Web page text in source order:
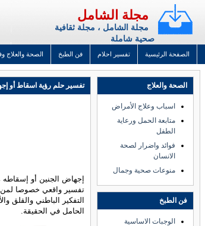
مجلة الشامل
مجلة الشامل ، مجلة ثقافية
صحية شاملة
الصفحة الرئيسية تفسير احلام فن الطبخ الصحة والعلاج
تفسير حلم رؤية اسقاط أو
إجهاض الجنين أو
تفسير واقعي خصوصا لمن
التفكير الباطني والقلق
الحامل في الحقيقة.
الصحة والعلاج
اسباب وعلاج الأمراض
متابعة الحمل ورعاية
الطفل
فوائد واضرار لصحة
الانسان
منوعات صحية وجمال
فن الطبخ
الوجبات الاساسية